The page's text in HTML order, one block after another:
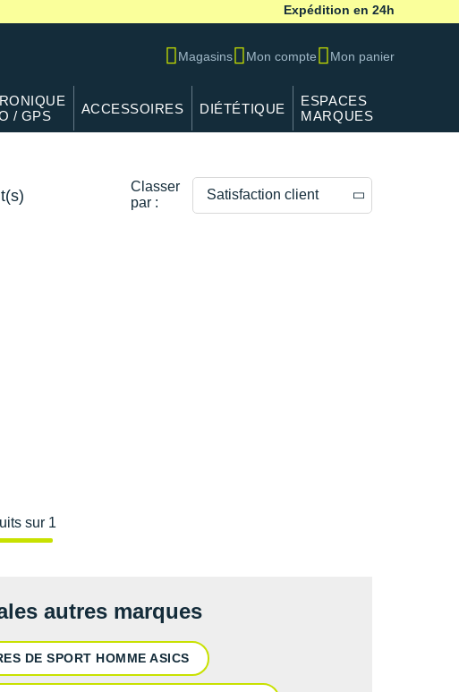
Expédition en 24h
Magasins Mon compte Mon panier
/ GPS
ACCESSOIRES DIÉTÉTIQUE
ESPACES
MARQUES
Classer
par :
Satisfaction client
sur 1
autres marques
DE SPORT HOMME ASICS